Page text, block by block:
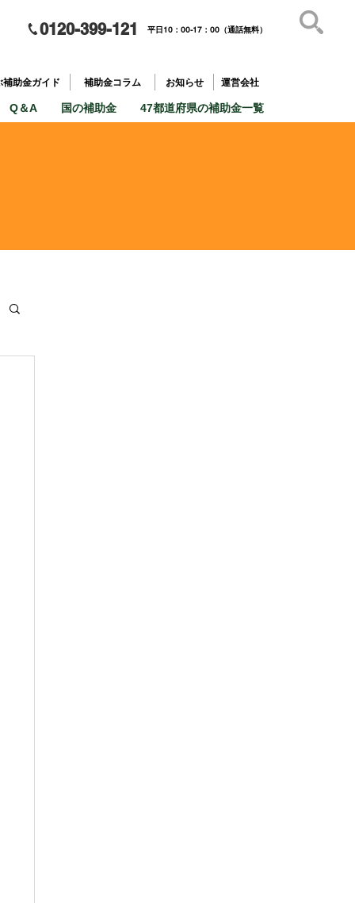
0120-399-121 平日10：00-17：00（通話無料）
助金ガイド 補助金コラム お知らせ 運営会社
Q＆A 国の補助金 47都道府県の補助金一覧